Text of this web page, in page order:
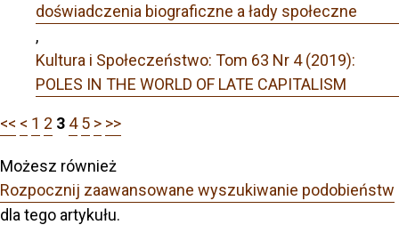
doświadczenia biograficzne a łady społeczne
,
Kultura i Społeczeństwo: Tom 63 Nr 4 (2019):
POLES IN THE WORLD OF LATE CAPITALISM
<< < 1 2 3 4 5 > >>
Możesz również
Rozpocznij zaawansowane wyszukiwanie podobieństw
dla tego artykułu.